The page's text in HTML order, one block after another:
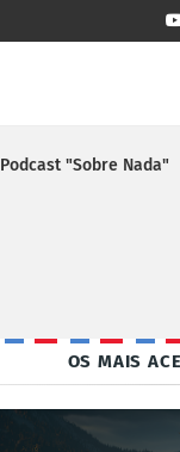
Podcast "Sobre Nada"
OS MAIS